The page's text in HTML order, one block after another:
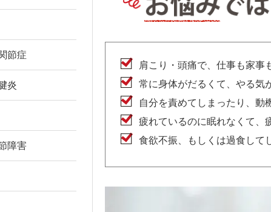
肩こり・頭痛で、仕事も家事
常に身体がだるくて、やる気
自分を責めてしまったり、動
疲れているのに眠れなくて、
食欲不振、もしくは過食して
節症
炎
障害